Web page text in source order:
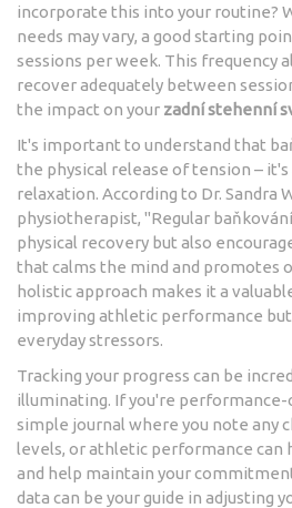
incorporate this into your routine?
needs may vary, a good starting
sessions per week. This frequency
recover adequately between
the impact on your zadní stehenní
It's important to understand that
the physical release of tension –
relaxation. According to Dr. Sandra
physiotherapist, "Regular
physical recovery but also
that calms the mind and promotes
holistic approach makes it a
improving athletic performance
everyday stressors.
Tracking your progress can be
illuminating. If you're performance-
simple journal where you note any
levels, or athletic performance
and help maintain your
data can be your guide in adjusting